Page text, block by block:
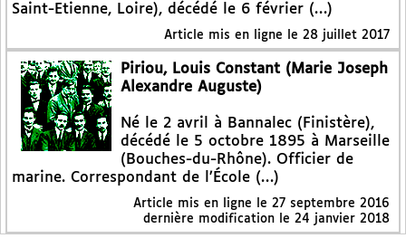
Saint-Etienne, Loire), décédé le 6 février (…)
Article mis en ligne le 28 juillet 2017
Piriou, Louis Constant (Marie Joseph
Alexandre Auguste)
Né le 2 avril à Bannalec (Finistère),
décédé le 5 octobre 1895 à Marseille
(Bouches-du-Rhône). Officier de
marine. Correspondant de l’École (…)
Article mis en ligne le 27 septembre 2016
dernière modification le 24 janvier 2018